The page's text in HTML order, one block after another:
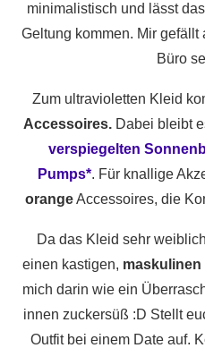
minimalistisch und lässt
Geltung kommen. Mir
Büro
Zum ultravioletten Kleid
Accessoires.Dabei bleibt
verspiegelten
Pumps*. Für knallige
orangeAccessoires, die
Da das Kleid sehr
einen kastigen, maskulinen
mich darin wie ein
innen zuckersüß :D Stellt
Outfit bei einem Date auf.